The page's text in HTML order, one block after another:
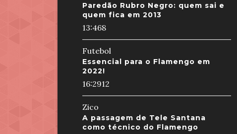
Paredão Rubro Negro: quem sai e
quem fica em 2013
13:468
Futebol
Essencial para o Flamengo em
2022!
16:2912
Zico
A passagem de Tele Santana
como técnico do Flamengo